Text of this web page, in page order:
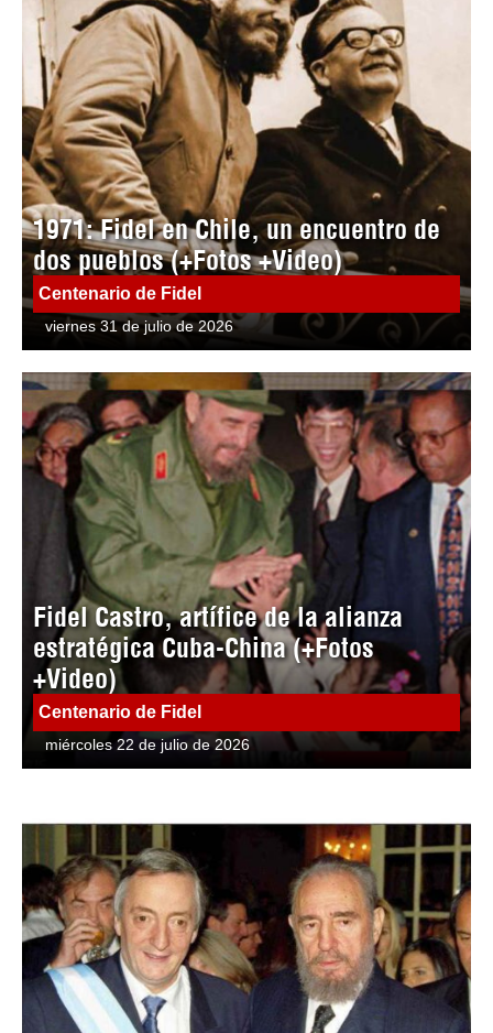
1971: Fidel en Chile, un encuentro de
dos pueblos (+Fotos +Video)
Centenario de Fidel
viernes 31 de julio de 2026
Fidel Castro, artífice de la alianza
estratégica Cuba-China (+Fotos
+Video)
Centenario de Fidel
miércoles 22 de julio de 2026